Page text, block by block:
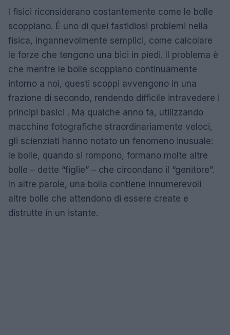
I fisici riconsiderano costantemente come le bolle
scoppiano. É uno di quei fastidiosi problemi nella
fisica, ingannevolmente semplici, come calcolare
le forze che tengono una bici in piedi. Il problema è
che mentre le bolle scoppiano continuamente
intorno a noi, questi scoppi avvengono in una
frazione di secondo, rendendo difficile intravedere i
principi basici . Ma qualche anno fa, utilizzando
macchine fotografiche straordinariamente veloci,
gli scienziati hanno notato un fenomeno inusuale:
le bolle, quando si rompono, formano molte altre
bolle – dette “figlie” – che circondano il “genitore”.
In altre parole, una bolla contiene innumerevoli
altre bolle che attendono di essere create e
distrutte in un istante.